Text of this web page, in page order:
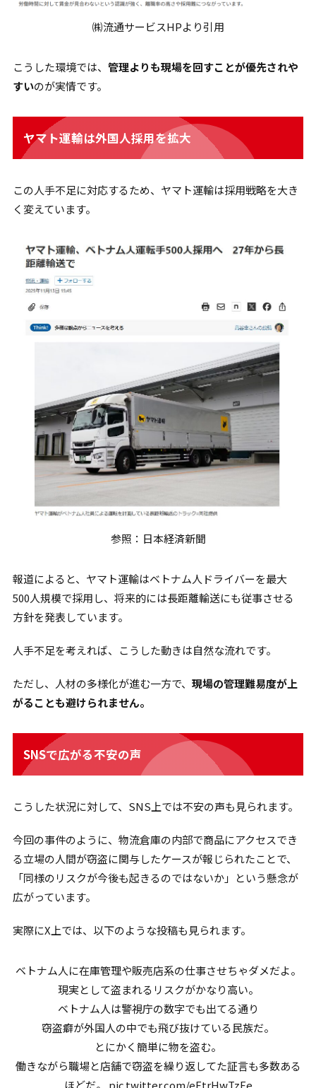
㈱流通サービスHPより引用
こうした環境では、 管理よりも現場を回すことが優先されや
すいのが実情です。
ヤマト運輸は外国人採用を拡大
この人手不足に対応するため、ヤマト運輸は採用戦略を大き
く変えています。
参照：日本経済新聞
報道によると、ヤマト運輸はベトナム人ドライバーを最大
500人規模で採用し、将来的には長距離輸送にも従事させる
方針を発表しています。
人手不足を考えれば、こうした動きは自然な流れです。
ただし、人材の多様化が進む一方で、 現場の管理難易度が上
がることも避けられません。
SNSで広がる不安の声
こうした状況に対して、SNS上では不安の声も見られます。
今回の事件のように、物流倉庫の内部で商品にアクセスでき
る立場の人間が窃盗に関与したケースが報じられたことで、
「同様のリスクが今後も起きるのではないか」という懸念が
広がっています。
実際にX上では、以下のような投稿も見られます。
ベトナム人に在庫管理や販売店系の仕事させちゃダメだよ。
現実として盗まれるリスクがかなり高い。
ベトナム人は警視庁の数字でも出てる通り
窃盗癖が外国人の中でも飛び抜けている民族だ。
とにかく簡単に物を盗む。
働きながら職場と店舗で窃盗を繰り返してた証言も多数ある
ほどだ。 pic.twitter.com/eFtrHwTzEe